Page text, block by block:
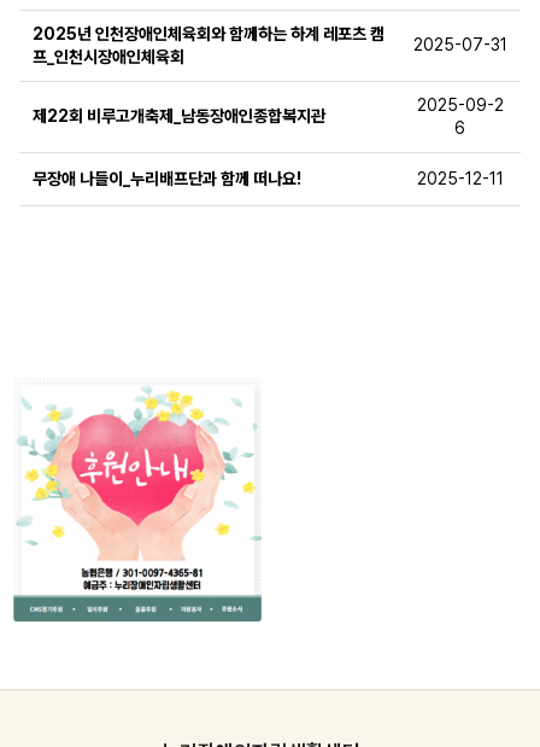
2025년 인천장애인체육회와 함께하는 하계 레포츠 캠
프_인천시장애인체육회
2025-07-31
제22회 비루고개축제_남동장애인종합복지관
2025-09-2
6
무장애 나들이_누리배프단과 함께 떠나요! 2025-12-11